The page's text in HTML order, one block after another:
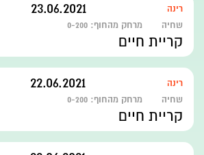
רינה 23.06.2021
שחיה מרחק מהחוף: 0-200
קריית חיים
רינה 22.06.2021
שחיה מרחק מהחוף: 0-200
קריית חיים